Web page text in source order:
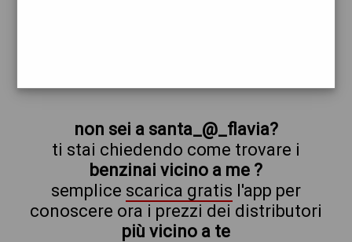
non sei a santa_@_flavia?
ti stai chiedendo come trovare i
benzinai vicino a me ?
semplice scarica gratis l'app per
conoscere ora i prezzi dei distributori
più vicino a te